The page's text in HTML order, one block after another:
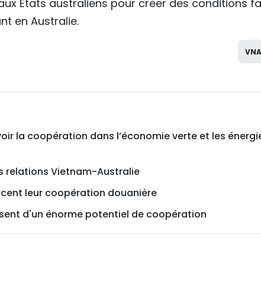
États australiens pour créer des conditions
en Australie.
la coopération dans l’économie verte et les
relations Vietnam-Australie
leur coopération douanière
d'un énorme potentiel de coopération